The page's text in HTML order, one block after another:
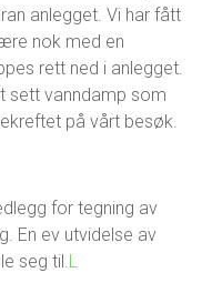
anlegget. Vi har fått
nok med en
rett ned i anlegget.
sett vanndamp som
på vårt besøk.
for tegning av
En ev utvidelse av
seg til.L